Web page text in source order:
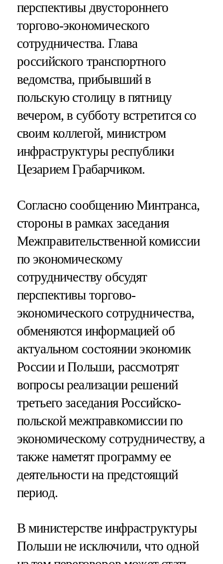
перспективы двустороннего
торгово-экономического
сотрудничества. Глава
российского транспортного
ведомства, прибывший в
польскую столицу в пятницу
вечером, в субботу встретится со
своим коллегой, министром
инфраструктуры республики
Цезарием Грабарчиком.
Согласно сообщению Минтранса,
стороны в рамках заседания
Межправительственной комиссии
по экономическому
сотрудничеству обсудят
перспективы торгово-
экономического сотрудничества,
обменяются информацией об
актуальном состоянии экономик
России и Польши, рассмотрят
вопросы реализации решений
третьего заседания Российско-
польской межправкомиссии по
экономическому сотрудничеству, а
также наметят программу ее
деятельности на предстоящий
период.
В министерстве инфраструктуры
Польши не исключили, что одной